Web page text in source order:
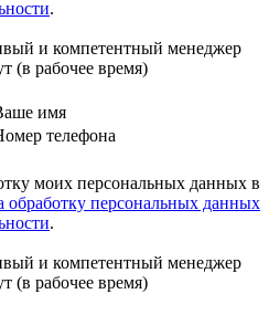
.
и компетентный менеджер
(в рабочее время)
имя
телефона
моих персональных данных в
обработку персональных данных
.
и компетентный менеджер
(в рабочее время)